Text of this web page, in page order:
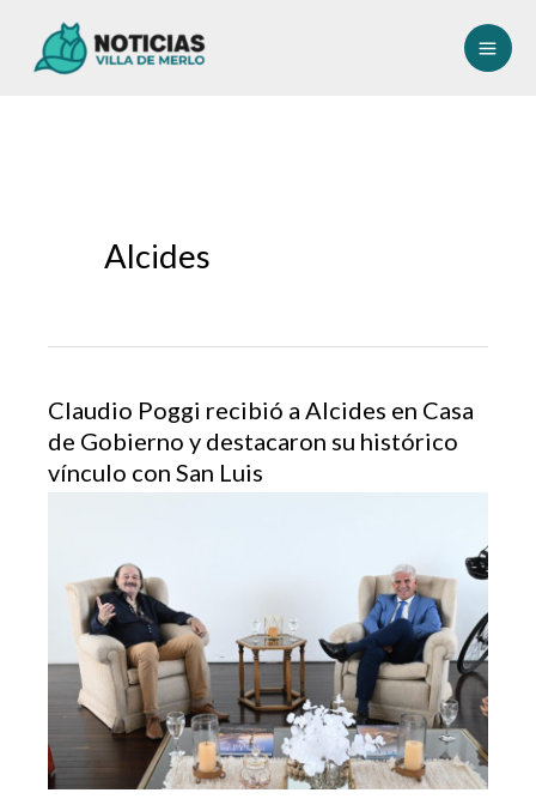
Alcides
Claudio Poggi recibió a Alcides en Casa
de Gobierno y destacaron su histórico
vínculo con San Luis